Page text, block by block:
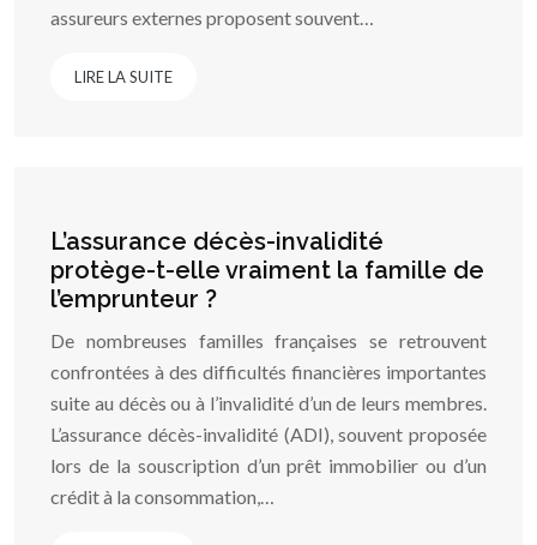
assureurs externes proposent souvent…
LIRE LA SUITE
L’assurance décès-invalidité
protège-t-elle vraiment la famille de
l’emprunteur ?
De nombreuses familles françaises se retrouvent
confrontées à des difficultés financières importantes
suite au décès ou à l’invalidité d’un de leurs membres.
L’assurance décès-invalidité (ADI), souvent proposée
lors de la souscription d’un prêt immobilier ou d’un
crédit à la consommation,…